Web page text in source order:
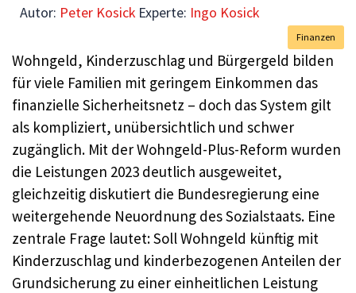
Autor: Peter Kosick Experte: Ingo Kosick
Finanzen
Wohngeld, Kinderzuschlag und Bürgergeld bilden
für viele Familien mit geringem Einkommen das
finanzielle Sicherheitsnetz – doch das System gilt
als kompliziert, unübersichtlich und schwer
zugänglich. Mit der Wohngeld-Plus-Reform wurden
die Leistungen 2023 deutlich ausgeweitet,
gleichzeitig diskutiert die Bundesregierung eine
weitergehende Neuordnung des Sozialstaats. Eine
zentrale Frage lautet: Soll Wohngeld künftig mit
Kinderzuschlag und kinderbezogenen Anteilen der
Grundsicherung zu einer einheitlichen Leistung